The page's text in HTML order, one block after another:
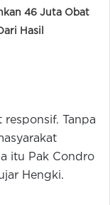
46 Juta Obat
Hasil
responsif. Tanpa
itu Pak Condro
Hengki.